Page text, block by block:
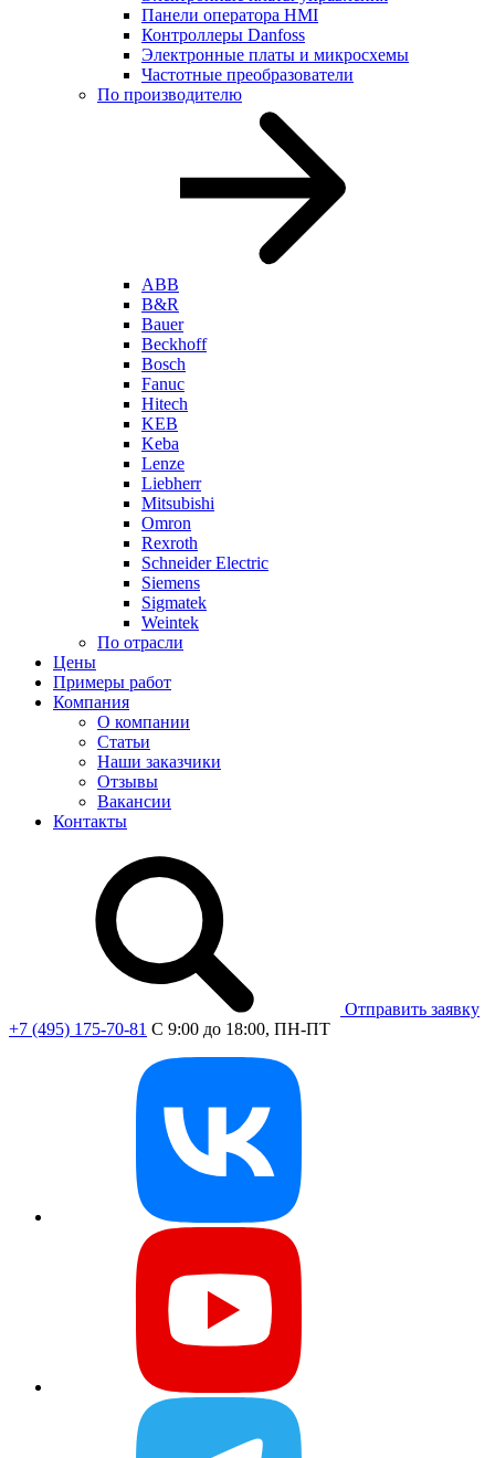
Панели оператора HMI
Контроллеры Danfoss
Электронные платы и микросхемы
Частотные преобразователи
По производителю
ABB
B&R
Bauer
Beckhoff
Bosch
Fanuc
Hitech
KEB
Keba
Lenze
Liebherr
Mitsubishi
Omron
Rexroth
Schneider Electric
Siemens
Sigmatek
Weintek
По отрасли
Цены
Примеры работ
Компания
О компании
Статьи
Наши заказчики
Отзывы
Вакансии
Контакты
Отправить заявку
+7 (495) 175-70-81 C 9:00 до 18:00, ПН-ПТ